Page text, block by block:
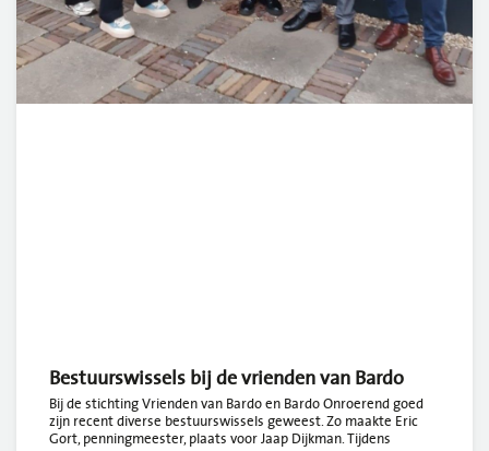
Bestuurswissels bij de vrienden van Bardo
Bij de stichting Vrienden van Bardo en Bardo Onroerend goed
zijn recent diverse bestuurswissels geweest. Zo maakte Eric
Gort, penningmeester, plaats voor Jaap Dijkman. Tijdens